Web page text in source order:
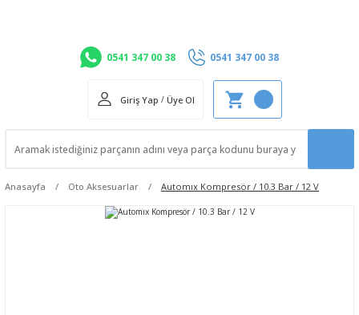
0541 347 00 38 0541 347 00 38
Giriş Yap / Üye Ol
Anasayfa Oto Aksesuarlar Automıx Kompresör / 10.3 Bar / 12 V